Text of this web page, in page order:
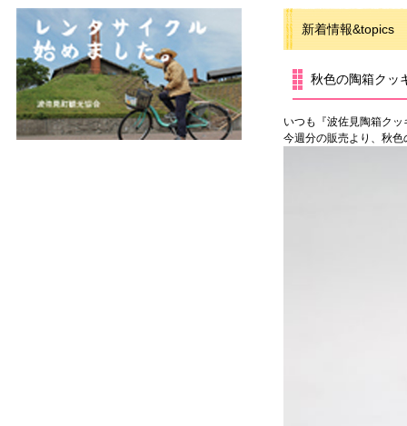
新着情報&topics
秋色の陶箱クッ
いつも『波佐見陶箱ク
今週分の販売より、秋